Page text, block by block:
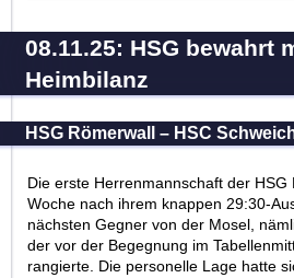
08.11.25: HSG bewahrt
Heimbilanz
HSG Römerwall – HSC
Die erste Herrenmannschaft der
Woche nach ihrem knappen 29:30-
nächsten Gegner von der Mosel,
der vor der Begegnung im
rangierte. Die personelle Lage hatte